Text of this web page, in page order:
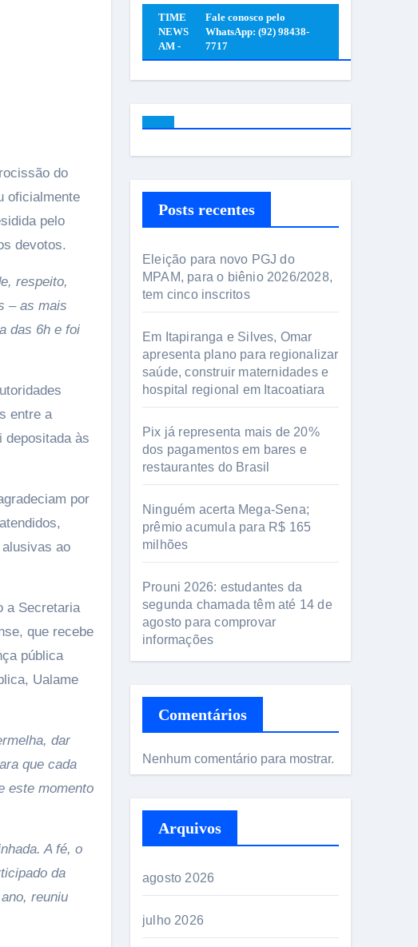
do
oficialmente
pelo
devotos.
respeito,
– as mais
das 6h e foi
entre a
depositada às
por
ao
a Secretaria
que recebe
pública
Ualame
dar
que cada
este momento
A fé, o
da
reuniu
TIME
NEWS
AM -
Fale conosco pelo
WhatsApp: (92) 98438-
7717
Posts recentes
Eleição para novo PGJ do
MPAM, para o biênio 2026/2028,
tem cinco inscritos
Em Itapiranga e Silves, Omar
apresenta plano para regionalizar
saúde, construir maternidades e
hospital regional em Itacoatiara
Pix já representa mais de 20%
dos pagamentos em bares e
restaurantes do Brasil
Ninguém acerta Mega-Sena;
prêmio acumula para R$ 165
milhões
Prouni 2026: estudantes da
segunda chamada têm até 14 de
agosto para comprovar
informações
Comentários
Nenhum comentário para mostrar.
Arquivos
agosto 2026
julho 2026